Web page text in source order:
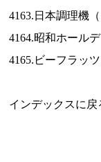
4163.日本調理機（
4164.昭和ホール
4165.ビーフラッ
インデックスに戻